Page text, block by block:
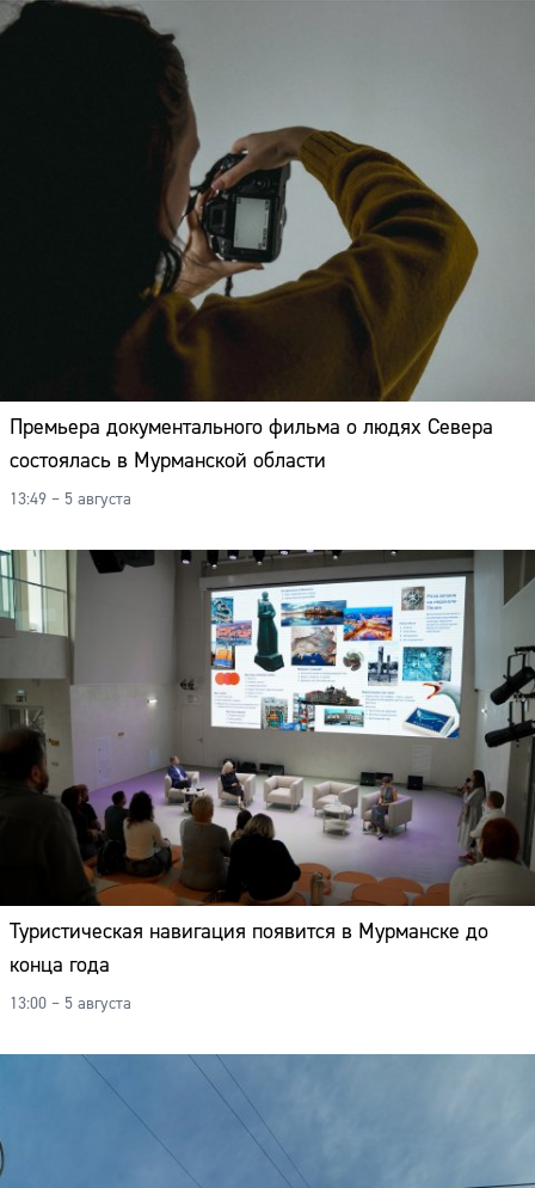
Премьера документального фильма о людях Севера
состоялась в Мурманской области
13:49 – 5 августа
Туристическая навигация появится в Мурманске до
конца года
13:00 – 5 августа